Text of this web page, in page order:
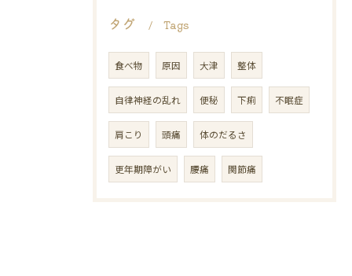
タグ Tags
食べ物 原因 大津 整体
自律神経の乱れ 便秘 下痢 不眠症
肩こり 頭痛 体のだるさ
更年期障がい 腰痛 関節痛